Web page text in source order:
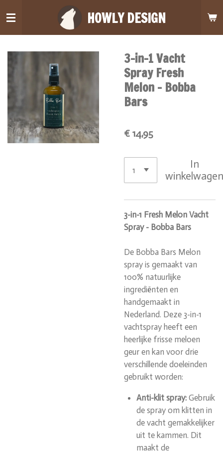
direct
naar
HOWLY DESIGN
3-in-1 Vacht
Spray Fresh
Melon - Bobba
Bars
€ 14,95
In
3-in-1 Fresh Melon Vacht
Spray - Bobba Bars
De Bobba Bars Melon
spray is gemaakt van
100% natuurlijke
ingrediënten en
handgemaakt in
Nederland. Deze 3-in-1
vachtspray heeft een
heerlijke frisse meloen
geur en kan voor drie
verschillende doeleinden
gebruikt worden:
Anti-klit spray: Gebruik
de spray om klitten in
de vacht gemakkelijker
uit te kammen. Dit
maakt de